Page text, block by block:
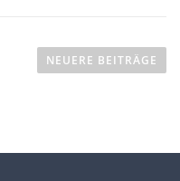
NEUERE BEITRÄGE